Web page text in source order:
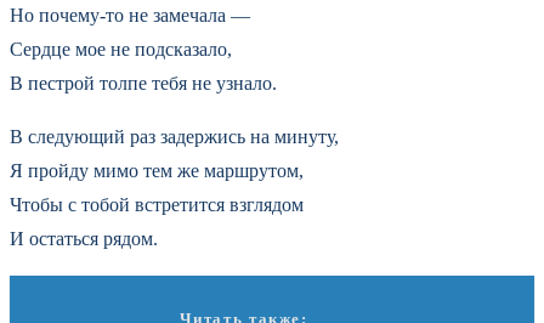
Но почему-то не замечала —
Сердце мое не подсказало,
В пестрой толпе тебя не узнало.
В следующий раз задержись на минуту,
Я пройду мимо тем же маршрутом,
Чтобы с тобой встретится взглядом
И остаться рядом.
Читать также: